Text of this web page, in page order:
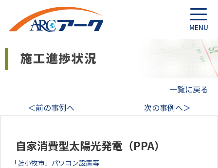
一覧に戻る
＜前の事例へ
次の事例へ＞
自家消費型太陽光発電（PPA）
「苫小牧市」パワコン設置等